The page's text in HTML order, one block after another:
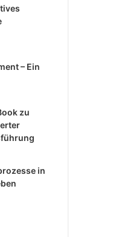
– Ein
zu
in